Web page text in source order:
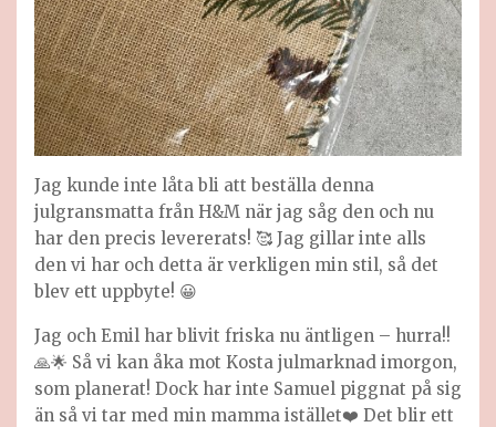
Jag kunde inte låta bli att beställa denna
julgransmatta från H&M när jag såg den och nu
har den precis levererats! 🥰 Jag gillar inte alls
den vi har och detta är verkligen min stil, så det
blev ett uppbyte! 😀
Jag och Emil har blivit friska nu äntligen – hurra!!
🙏🌟 Så vi kan åka mot Kosta julmarknad imorgon,
som planerat! Dock har inte Samuel piggnat på sig
än så vi tar med min mamma istället❤️ Det blir ett